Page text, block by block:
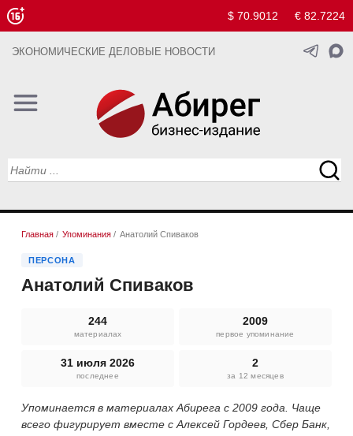
$ 70.9012 € 82.7224
ЭКОНОМИЧЕСКИЕ ДЕЛОВЫЕ НОВОСТИ
Главная / Упоминания / Анатолий Спиваков
ПЕРСОНА
Анатолий Спиваков
244
материалах
2009
первое упоминание
31 июля 2026
последнее
2
за 12 месяцев
Упоминается в материалах Абирега с 2009 года. Чаще
всего фигурирует вместе с Алексей Гордеев, Сбер Банк,